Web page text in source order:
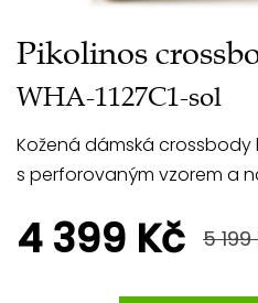
Pikolinos
WHA-1127C1-sol
Kožená dámská crossbody
s perforovaným vzorem a
4 399 Kč 5 199